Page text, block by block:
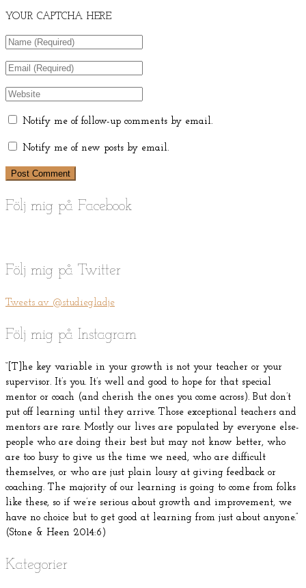
YOUR CAPTCHA HERE
Notify me of follow-up comments by email.
Notify me of new posts by email.
Följ mig på Facebook
Följ mig på Twitter
Tweets av @studiegladje
Följ mig på Instagram
“[T]he key variable in your growth is not your teacher or your
supervisor. It’s you. It’s well and good to hope for that special
mentor or coach (and cherish the ones you come across). But don’t
put off learning until they arrive. Those exceptional teachers and
mentors are rare. Mostly our lives are populated by everyone else-
people who are doing their best but may not know better, who
are too busy to give us the time we need, who are difficult
themselves, or who are just plain lousy at giving feedback or
coaching. The majority of our learning is going to come from folks
like these, so if we’re serious about growth and improvement, we
have no choice but to get good at learning from just about anyone.”
(Stone & Heen 2014:6)
Kategorier